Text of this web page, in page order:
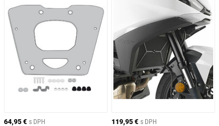
64,95 € s DPH
119,95 € s DPH